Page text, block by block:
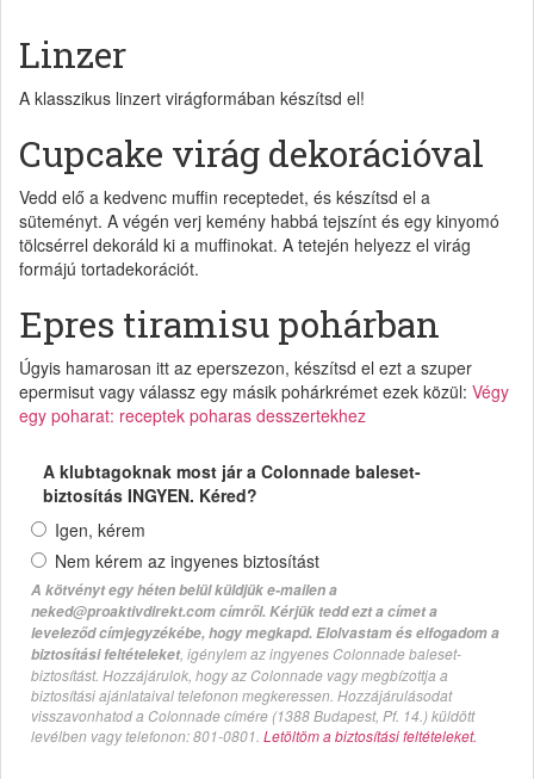
Linzer
A klasszikus linzert virágformában készítsd el!
Cupcake virág dekorációval
Vedd elő a kedvenc muffin receptedet, és készítsd el a
süteményt. A végén verj kemény habbá tejszínt és egy kinyomó
tölcsérrel dekoráld ki a muffinokat. A tetején helyezz el virág
formájú tortadekorációt.
Epres tiramisu pohárban
Úgyis hamarosan itt az eperszezon, készítsd el ezt a szuper
epermisut vagy válassz egy másik pohárkrémet ezek közül: Végy
egy poharat: receptek poharas desszertekhez
A klubtagoknak most jár a Colonnade baleset-
biztosítás INGYEN. Kéred?
Igen, kérem
Nem kérem az ingyenes biztosítást
A kötvényt egy héten belül küldjük e-mailen a
neked@proaktivdirekt.com címről. Kérjük tedd ezt a címet a
leveleződ címjegyzékébe, hogy megkapd. Elolvastam és elfogadom a
biztosítási feltételeket, igénylem az ingyenes Colonnade baleset-
biztosítást. Hozzájárulok, hogy az Colonnade vagy megbízottja a
biztosítási ajánlataival telefonon megkeressen. Hozzájárulásodat
visszavonhatod a Colonnade címére (1388 Budapest, Pf. 14.) küldött
levélben vagy telefonon: 801-0801. Letöltöm a biztosítási feltételeket.